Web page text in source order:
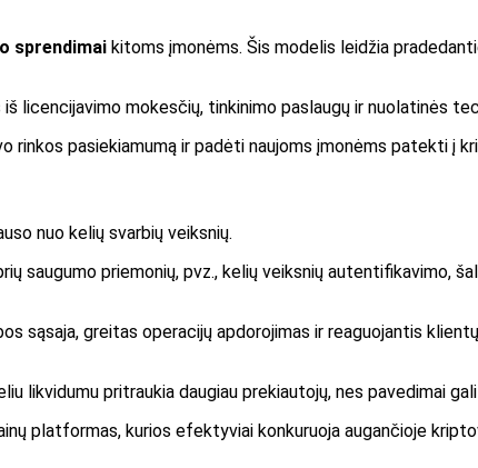
sprendimai kitoms įmonėms. Šis modelis leidžia
licencijavimo mokesčių, tinkinimo paslaugų ir nuolatinės
pasiekiamumą ir padėti naujoms įmonėms patekti į
nuo kelių svarbių veiksnių.
saugumo priemonių, pvz., kelių veiksnių autentifikavimo,
sąsaja, greitas operacijų apdorojimas ir reaguojantis
likvidumu pritraukia daugiau prekiautojų, nes pavedimai
platformas, kurios efektyviai konkuruoja augančioje